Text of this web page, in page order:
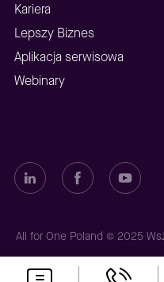
Kariera
Lepszy Biznes
Aplikacja serwisowa
Webinary
All for One Poland © 2025
Polityka prywatności Polityka